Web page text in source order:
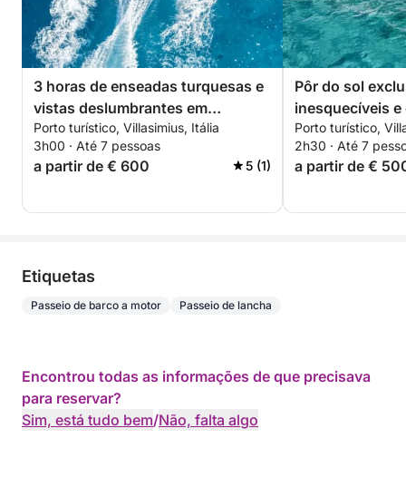
3 horas de enseadas turquesas e
vistas deslumbrantes em
Villasimius.
Porto turístico, Villasimius, Itália
3h00 · Até 7 pessoas
a partir de € 600 5 (1)
Pôr do sol
inesquecíveis
fôlego.
Porto turístico,
2h30 · Até 7
a partir de €
Etiquetas
Passeio de barco a motor Passeio de lancha
Encontrou todas as informações de que precisava
para reservar?
Sim, está tudo bem/Não, falta algo